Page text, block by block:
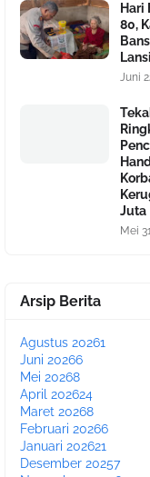
Hari
80,
Juni
Juta
Mei
Arsip Berita
Agustus 20261
Juni 20266
Mei 20268
April 202624
Maret 20268
Februari 20266
Januari 202621
Desember 20257